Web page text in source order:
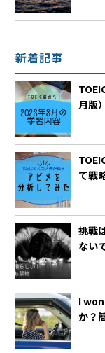
新着記事
月版
て戦
挑戦
ない
I
か？